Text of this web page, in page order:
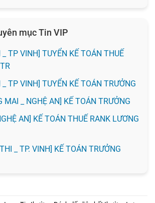
mục Tin VIP
_ TP VINH] TUYỂN KẾ TOÁN THUẾ
_ TP VINH] TUYỂN KẾ TOÁN TRƯỞNG
MAI _ NGHỆ AN] KẾ TOÁN TRƯỞNG
AN] KẾ TOÁN THUẾ RANK LƯƠNG
_ TP. VINH] KẾ TOÁN TRƯỞNG